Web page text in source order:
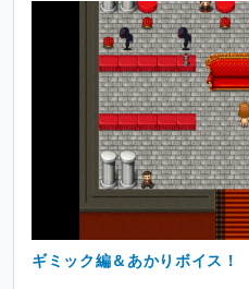
🙇🙇🙇
イラストのラフや、
ご支援いただいた方に、普段
PSDファイル、ゲーム開発状
感謝のメッセージを送らせて
支援してくださる皆さ
ご興味を持たれましたら、ぜ
ギミック編＆あかりボイス！